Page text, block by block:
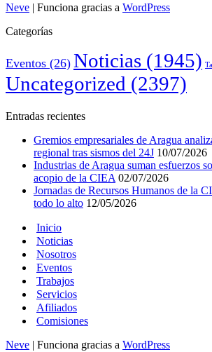
Neve | Funciona gracias a WordPress
Categorías
Eventos (26) Noticias (1945)
Uncategorized (2397)
Entradas recientes
Gremios empresariales de Aragua
regional tras sismos del 24J 10/07/2026
Industrias de Aragua suman esfuerzos
acopio de la CIEA 02/07/2026
Jornadas de Recursos Humanos de la
todo lo alto 12/05/2026
Inicio
Noticias
Nosotros
Eventos
Trabajos
Servicios
Afiliados
Comisiones
Neve | Funciona gracias a WordPress